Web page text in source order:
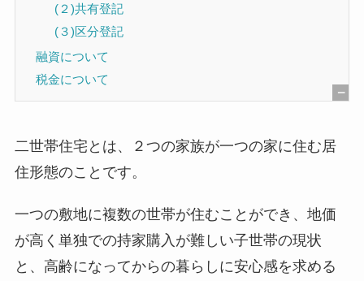
[
表
(２)共有登記
(３)区分登記
融資について
税金について
二世帯住宅とは、２つの家族が一つの家に住む居
住形態のことです。
一つの敷地に複数の世帯が住むことができ、地価
が高く単独での持家購入が難しい子世帯の現状
と、高齢になってからの暮らしに安心感を求める